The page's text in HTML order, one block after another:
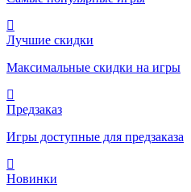
Лучшие скидки
Максимальные скидки на игры
Предзаказ
Игры доступные для предзаказа
Новинки